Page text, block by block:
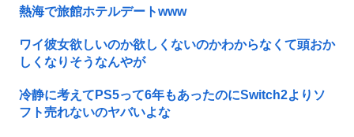
熱海で旅館ホテルデートwww
ワイ彼女欲しいのか欲しくないのかわからなくて頭おか
しくなりそうなんやが
冷静に考えてPS5って6年もあったのにSwitch2よりソ
フト売れないのヤバいよな